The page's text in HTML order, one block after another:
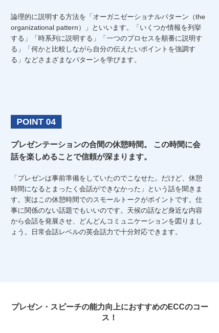
論理的に説明する方法を「オーガニゼーショナルパターン（the
organizational pattern）」といいます。「いくつか情報を列挙
する」「時系列に説明する」「一つのプロセスを順番に説明す
る」「何かと比較しながら自分の伝えたいポイントを強調す
る」などさまざまなパターンを学びます。
POINT 04
プレゼンテーションの合間の休憩時間。
この時間に会
話を楽しめることで信頼が深まります。
「プレゼンは事前準備をしていたのでこなせた。だけど、休憩
時間になるとまったく会話ができなかった」という話を聞きま
す。実はこの休憩時間でのスモールトークがポイントです。仕
事に関係のない話題でもいいのです。天候の話など身近な内容
から会話を発展させ、どんどんコミュニケーションを図りまし
ょう。日常会話レベルの英会話力で十分対応できます。
プレゼン・スピーチの能力向上におすすめのECCのコー
ス！